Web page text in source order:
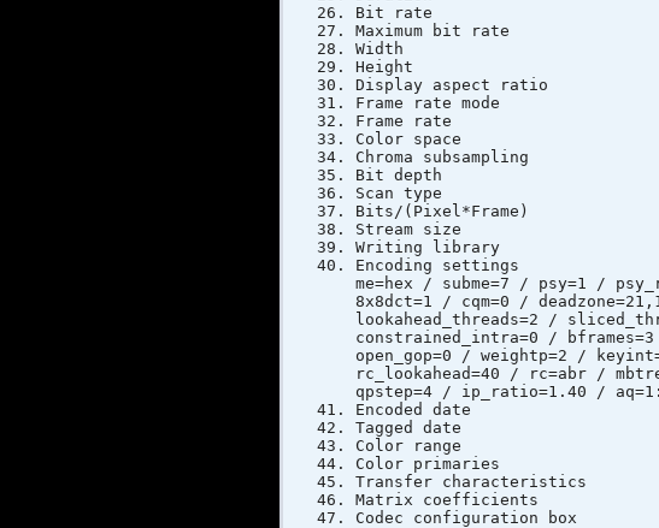
Bit rate : 1
Maximum bit
Width :
Height :
Display aspect
Frame rate
Frame rate :
Color space
Chroma
Bit depth :
Scan type :
Bits/
Stream size :
Writing library :
Encoding settings :
me=hex / subme=7 / psy=1 /
8x8dct=1 / cqm=0 /
lookahead_threads=2 /
constrained_intra=0 /
open_gop=0 / weightp=2 /
rc_lookahead=40 / rc=abr /
qpstep=4 / ip_ratio=1.40 /
Encoded date :
Tagged date :
Color range
Color primaries
Transfer
Matrix
Codec configuration